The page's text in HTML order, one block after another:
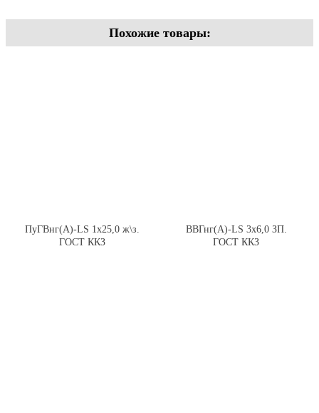
Похожие товары:
ПуГВнг(А)-LS 1х25,0 ж\з.
ГОСТ ККЗ
ВВГнг(А)-LS 3х6,0 ЗП.
ГОСТ ККЗ